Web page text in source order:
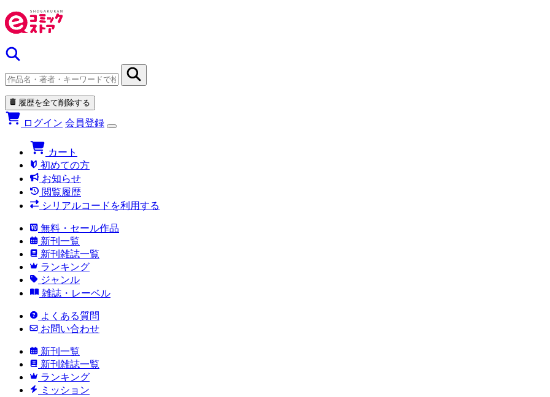
履歴を全て削除する
ログイン 会員登録
カート
初めての方
お知らせ
閲覧履歴
シリアルコードを利用する
無料・セール作品
新刊一覧
新刊雑誌一覧
ランキング
ジャンル
雑誌・レーベル
よくある質問
お問い合わせ
新刊一覧
新刊雑誌一覧
ランキング
ミッション